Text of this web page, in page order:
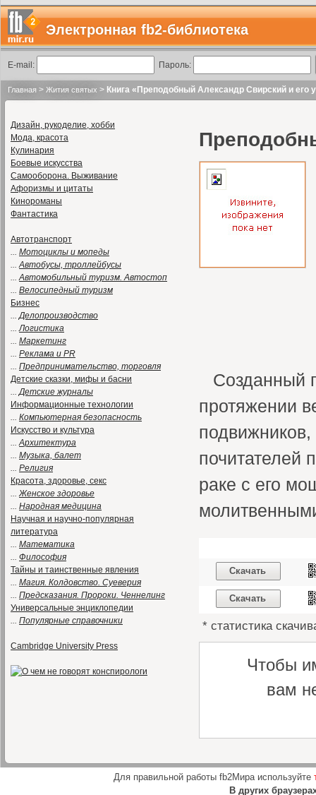
Электронная fb2-библиотека
E-mail: Пароль:
Главная > Жития святых > Книга «Преподобный Александр Свирский и его
Дизайн, рукоделие, хобби
Мода, красота
Кулинария
Боевые искусства
Самооборона. Выживание
Афоризмы и цитаты
Кинороманы
Фантастика
Автотранспорт
... Мотоциклы и мопеды
...Автобусы, троллейбусы
...Автомобильный туризм. Автостоп
... Велосипедный туризм
Бизнес
...Делопроизводство
...Логистика
... Маркетинг
... Реклама и PR
... Предпринимательство, торговля
Детские сказки, мифы и басни
...Детские журналы
Информационные технологии
... Компьютерная безопасность
Искусство и культура
...Архитектура
... Музыка, балет
... Религия
Красота, здоровье, секс
...Женское здоровье
... Народная медицина
Научная и научно-популярная
литература
... Математика
... Философия
Тайны и таинственные явления
... Магия. Колдовство. Суеверия
... Предсказания. Пророки. Ченнелинг
Универсальные энциклопедии
... Популярные справочники
Cambridge University Press
Созданный
протяжении
почитателей
раке с его
Скачать
Скачать
* статистика
Чтобы
вам
Для правильной работы fb2Мира используйте
В других